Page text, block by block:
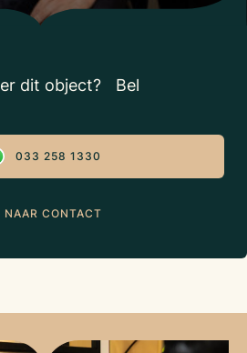
dit object? Bel
033 258 1330
NAAR CONTACT